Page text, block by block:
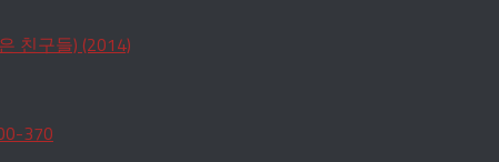
친구들) (2014)